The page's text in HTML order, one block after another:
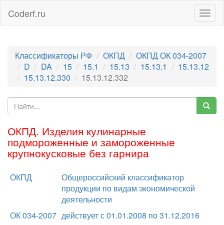
Coderf.ru
Классификаторы РФ ОКПД
ОКПД ОК 034-2007
D
DA 15 15.1 15.13 15.13.1
15.13.12
15.13.12.330
15.13.12.332
ОКПД. Изделия кулинарные
подмороженные и замороженные
крупнокусковые без гарнира
ОКПД
Общероссийский классификатор
продукции по видам экономической
деятельности
ОК 034-2007 действует с 01.01.2008 по 31.12.2016